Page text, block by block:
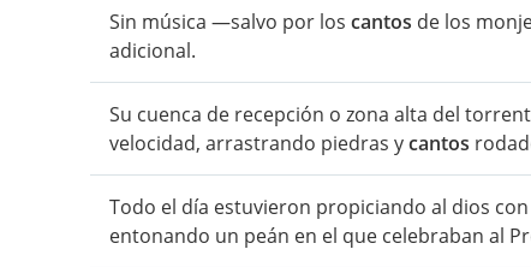
Sin música —salvo por los cantos de los
adicional.
Su cuenca de recepción o zona alta del
velocidad, arrastrando piedras ycantos
Todo el día estuvieron propiciando al dios con
entonando un peán en el que celebraban al